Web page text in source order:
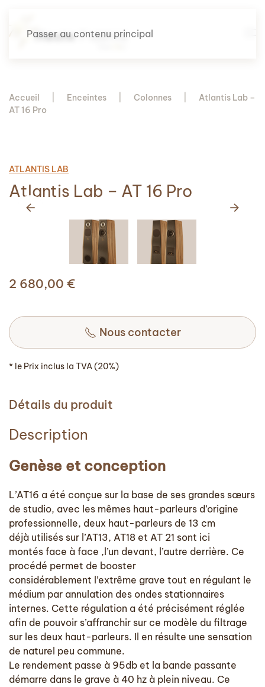
Passer au contenu principal
Accueil Enceintes Colonnes
Atlantis Lab –
AT 16 Pro
ATLANTIS LAB
Atlantis Lab – AT 16 Pro
2 680,00 €
Nous contacter
* le Prix inclus la TVA (20%)
Détails du produit
Description
Genèse et conception
L’AT16 a été conçue sur la base de ses grandes sœurs
de studio, avec les mêmes haut-parleurs d’origine
professionnelle, deux haut-parleurs de 13 cm
déjà utilisés sur l’AT13, AT18 et AT 21 sont ici
montés face à face ,l’un devant, l’autre derrière. Ce
procédé permet de booster
considérablement l’extrême grave tout en régulant le
médium par annulation des ondes stationnaires
internes. Cette régulation a été précisément réglée
afin de pouvoir s’affranchir sur ce modèle du filtrage
sur les deux haut-parleurs. Il en résulte une sensation
de naturel peu commune.
Le rendement passe à 95db et la bande passante
démarre dans le grave à 40 hz à plein niveau. Ce